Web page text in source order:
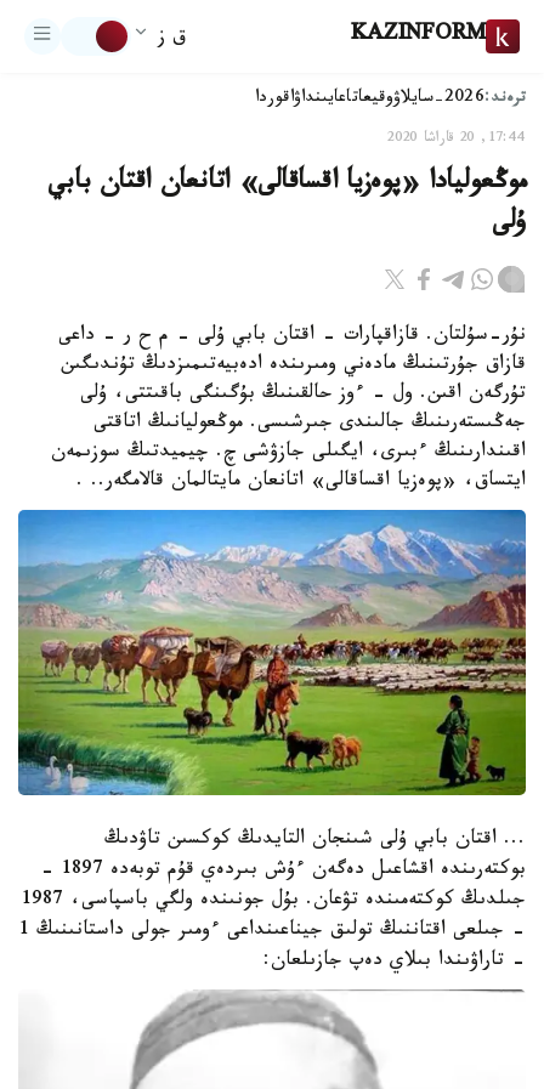
KAZINFORM ق ز
ترەند:2026-سايلاۋ وقيعاتاعايىنداۋاقوردا
17:44, 20 قاراشا 2020
موڭعوليادا «پوەزيا اقساقالى» اتانعان اقتان بابي
ۇلى
نۇر-سۇلتان. قازاقپارات - اقتان بابي ۇلى - م ح ر - داعى
قازاق جۇرتىنىڭ مادەني ومىرىندە ادەبيەتىمىزدىڭ تۇندىگىن
تۇرگەن اقىن. ول - ءوز حالقىنىڭ بۇگىنگى باقىتتى، ۇلى
جەڭىستەرىنىڭ جالىندى جىرشىسى. موڭعوليانىڭ اتاقتى
اقىندارىنىڭ ءبىرى، ايگىلى جازۋشى چ. چيميدتىڭ سوزىمەن
ايتساق، «پوەزيا اقساقالى» اتانعان مايتالمان قالامگەر.. .
... اقتان بابي ۇلى شىنجان التايدىڭ كوكسىن تاۋدىڭ
بوكتەرىندە اقشاعىل دەگەن ءۇش بىردەي قۇم توبەدە 1897 -
جىلدىڭ كوكتەمىندە تۋعان. بۇل جونىندە ولگي باسپاسى، 1987
- جىلعى اقتاننىڭ تولىق جيناعىنداعى ءومىر جولى داستانىنىڭ 1
- تاراۋىندا بىلاي دەپ جازىلعان: